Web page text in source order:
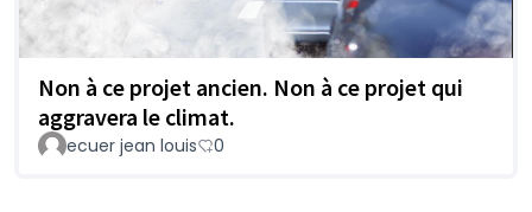
Non à ce projet ancien. Non à ce projet qui
aggravera le climat.
ecuer jean louis 0